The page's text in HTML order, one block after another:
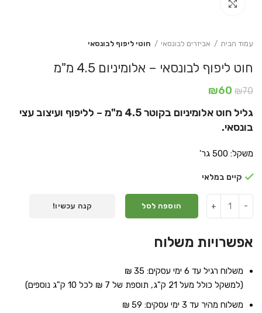
עמוד הבית אביזרים לבונסאי חוטי ליפוף לבונסאי
חוט ליפוף לבונסאי – אלומיניום 4.5 מ"מ
₪70
המחיר
היה:
₪70.
₪60
הוא:
גליל חוט אלומיניום בקוטר 4.5 מ"מ – לליפוף ועיצוב עצי
בונסאי.
משקל: 500 גר'
קיים במלאי
הוספה לסל קנה עכשיו!
אפשרויות משלוח
משלוח רגיל עד 6 ימי עסקים: 35 ₪
(למשקל כולל מעל 21 ק"ג, תוספת של 7 ₪ לכל 10 ק"ג נוספים)
משלוח מהיר עד 3 ימי עסקים: 59 ₪